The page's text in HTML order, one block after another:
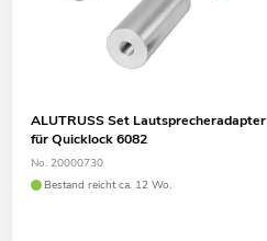
ALUTRUSS Set Lautsprecheradapter
für Quicklock 6082
No. 20000730
Bestand reicht ca. 12 Wo.